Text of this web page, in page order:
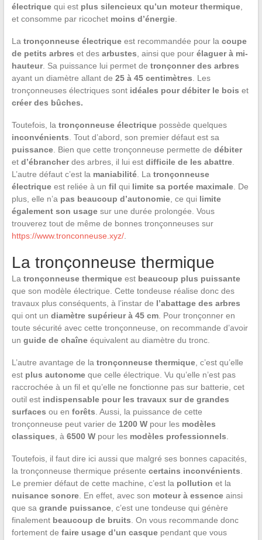
électriquequi est plus silencieux qu’un moteur thermique,
et consomme par ricochet moins d’énergie.
La tronçonneuse électriqueest recommandée pour la coupe
de petits arbres et des arbustes, ainsi que pour élaguer à mi-
hauteur. Sa puissance lui permet de tronçonner des arbres
ayant un diamètre allant de 25 à 45 centimètres. Les
tronçonneuses électriques sont idéales pour débiter le bois et
créer des bûches.
Toutefois, la tronçonneuse électriquepossède quelques
inconvénients. Tout d’abord, son premier défaut est sa
puissance. Bien que cette tronçonneuse permette de débiter
et d’ébrancherdes arbres, il lui est difficile de les abattre.
L’autre défaut c’est la maniabilité. La tronçonneuse
électriqueest reliée à un fil qui limite sa portée maximale. De
plus, elle n’a pas beaucoup d’autonomie, ce qui limite
également son usagesur une durée prolongée. Vous
trouverez tout de même de bonnes tronçonneuses sur
https://www.tronconneuse.xyz/.
La tronçonneuse thermique
La tronçonneuse thermiqueest beaucoup plus puissante
que son modèle électrique. Cette tondeuse réalise donc des
travaux plus conséquents, à l’instar de l’abattage des arbres
qui ont un diamètre supérieur à 45 cm. Pour tronçonner en
toute sécurité avec cette tronçonneuse, on recommande d’avoir
un guide de chaîne équivalent au diamètre du tronc.
L’autre avantage de la tronçonneuse thermique, c’est qu’elle
est plus autonome que celle électrique. Vu qu’elle n’est pas
raccrochée à un fil et qu’elle ne fonctionne pas sur batterie, cet
outil est indispensable pour les travaux sur de grandes
surfaces ou en forêts. Aussi, la puissance de cette
tronçonneuse peut varier de 1200 Wpour les modèles
classiques, à 6500 Wpour les modèles professionnels.
Toutefois, il faut dire ici aussi que malgré ses bonnes capacités,
la tronçonneuse thermique présente certains inconvénients.
Le premier défaut de cette machine, c’est la pollution et la
nuisance sonore. En effet, avec son moteur à essenceainsi
que sa grande puissance, c’est une tondeuse qui génère
finalement beaucoup de bruits. On vous recommande donc
fortement de faire usage d’un casquependant que vous